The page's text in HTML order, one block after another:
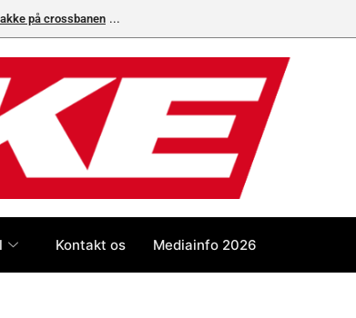
på crossbanen
Kontakt os Mediainfo 2026